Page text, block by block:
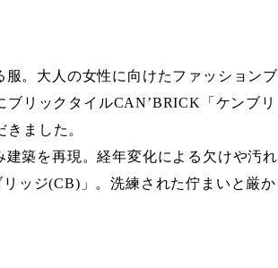
。大人の女性に向けたファッションブ
リックタイルCAN’BRICK「ケンブリ
ました。
築を再現。経年変化による欠けや汚れ
ッジ(CB)」。洗練された佇まいと厳か